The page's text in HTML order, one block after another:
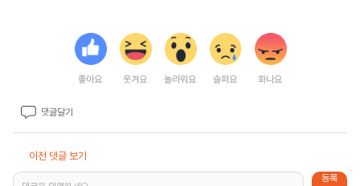
좋아요 웃겨요 놀라워요 슬퍼요 화나요
댓글달기
이전 댓글 보기
등록